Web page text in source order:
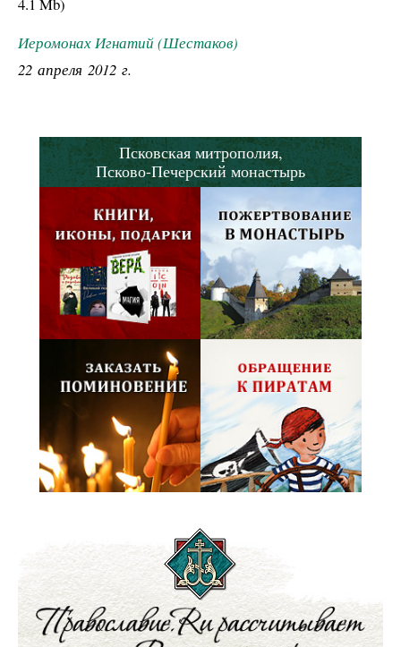
Иеромонах Игнатий (Шестаков)
22 апреля 2012 г.
Псковская митрополия,
Псково-Печерский монастырь